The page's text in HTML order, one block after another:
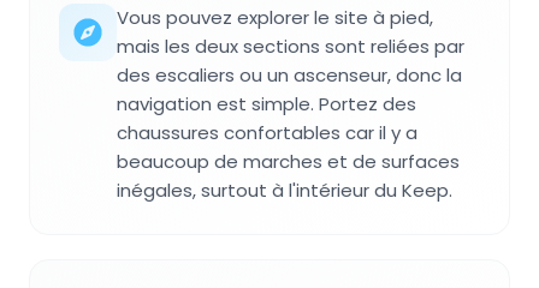
Vous pouvez explorer le site à pied,
mais les deux sections sont reliées par
des escaliers ou un ascenseur, donc la
navigation est simple. Portez des
chaussures confortables car il y a
beaucoup de marches et de surfaces
inégales, surtout à l'intérieur du Keep.